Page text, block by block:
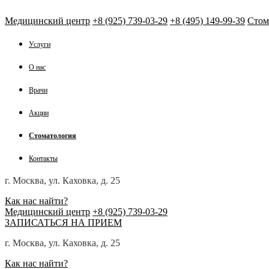
Медицинский центр +8 (925) 739-03-29 +8 (495) 149-99-39
Услуги
О нас
Врачи
Акции
Стоматология
Контакты
г. Москва, ул. Каховка, д. 25
Как нас найти?
Медицинский центр +8 (925) 739-03-29
ЗАПИСАТЬСЯ НА ПРИЕМ
г. Москва, ул. Каховка, д. 25
Как нас найти?